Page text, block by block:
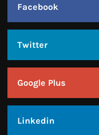
हमसे जुड़े !!
Facebook